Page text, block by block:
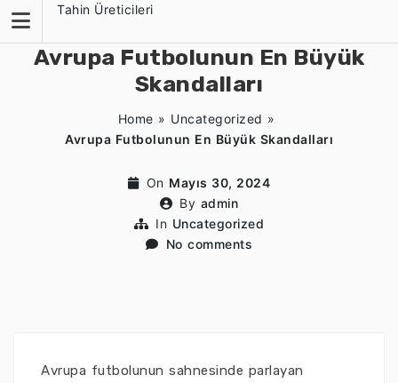
content
Tahin Üreticileri
Avrupa Futbolunun En Büyük
Skandalları
Home » Uncategorized »
Avrupa Futbolunun En Büyük Skandalları
On Mayıs 30, 2024
By admin
In Uncategorized
No comments
Avrupa futbolunun sahnesinde parlayan